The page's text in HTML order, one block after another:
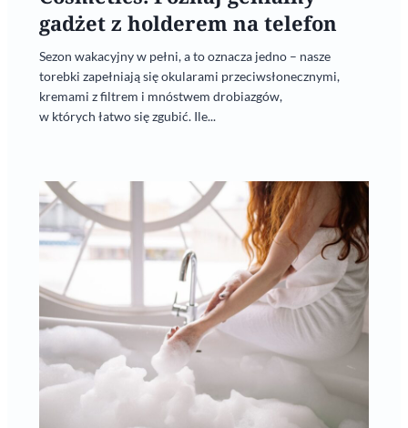
gadżet z holderem na telefon
Sezon wakacyjny w pełni, a to oznacza jedno – nasze
torebki zapełniają się okularami przeciwsłonecznymi,
kremami z filtrem i mnóstwem drobiazgów,
w których łatwo się zgubić. Ile...